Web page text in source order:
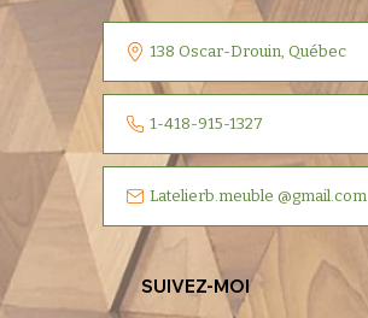
138 Oscar-Drouin, Québec
1-418-915-1327
Latelierb.meuble @gmail.com
SUIVEZ-MOI